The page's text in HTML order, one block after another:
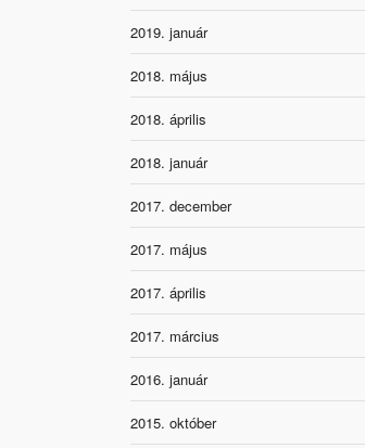
2019. január
2018. május
2018. április
2018. január
2017. december
2017. május
2017. április
2017. március
2016. január
2015. október